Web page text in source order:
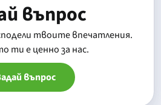
въпрос
твоите впечатления.
ти е ценно за нас.
въпрос